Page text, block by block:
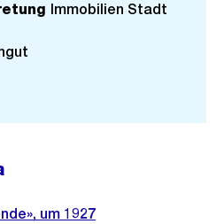
Immobilien Stadt
um 1927